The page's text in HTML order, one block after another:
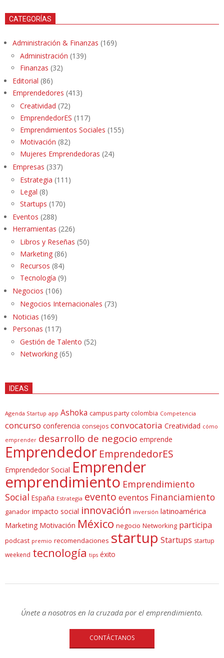
CATEGORÍAS
Administración & Finanzas (169)
Administración (139)
Finanzas (32)
Editorial (86)
Emprendedores (413)
Creatividad (72)
EmprendedorES (117)
Emprendimientos Sociales (155)
Motivación (82)
Mujeres Emprendedoras (24)
Empresas (337)
Estrategia (111)
Legal (8)
Startups (170)
Eventos (288)
Herramientas (226)
Libros y Reseñas (50)
Marketing (86)
Recursos (84)
Tecnología (9)
Negocios (106)
Negocios Internacionales (73)
Noticias (169)
Personas (117)
Gestión de Talento (52)
Networking (65)
IDEAS
Agenda Startup app Ashoka campus party colombia Competencia
concurso conferencia consejos convocatoria Creatividad cómo
emprender desarrollo de negocio emprende
Emprendedor EmprendedorES
Emprendedor Social Emprender
emprendimiento Emprendimiento
Social España Estrategia evento eventos Financiamiento
ganador impacto social innovación inversión latinoamérica
Marketing Motivación México negocio Networking participa
podcast premio recomendaciones startup Startups startup
weekend tecnología tips éxito
Únete a nosotros en la cruzada por el emprendimiento.
CONTÁCTANOS